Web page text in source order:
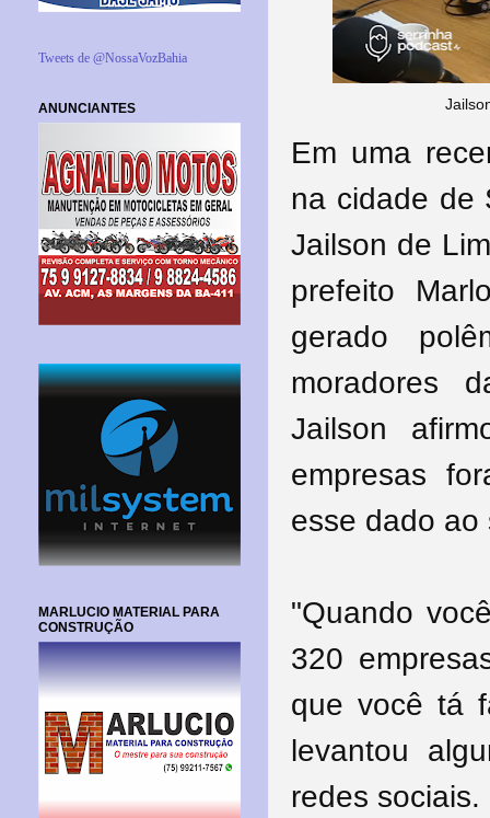
Em uma
na cidade de
Jailson de
prefeito
gerado
moradores
Jailson
empresas
esse dado ao
"Quando
320
que você tá
levantou
redes
Tweets de @NossaVozBahia
ANUNCIANTES
MARLUCIO MATERIAL PARA
CONSTRUÇÃO